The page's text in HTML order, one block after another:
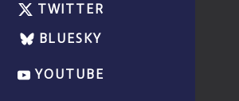
TWITTER
BLUESKY
YOUTUBE